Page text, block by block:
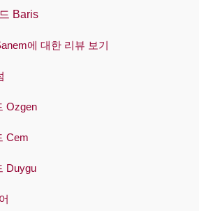
Baris
에 대한 리뷰 보기
Ozgen
Cem
Duygu